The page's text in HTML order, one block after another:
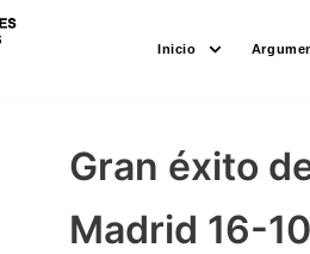
Inicio
Gran éxito
Madrid 16-